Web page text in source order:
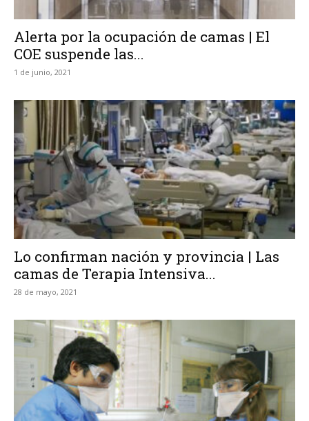
Alerta por la ocupación de camas | El
COE suspende las...
1 de junio, 2021
Lo confirman nación y provincia | Las
camas de Terapia Intensiva...
28 de mayo, 2021